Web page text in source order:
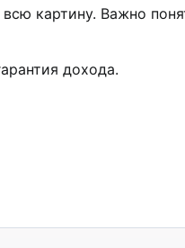
картину. Важно
дохода.